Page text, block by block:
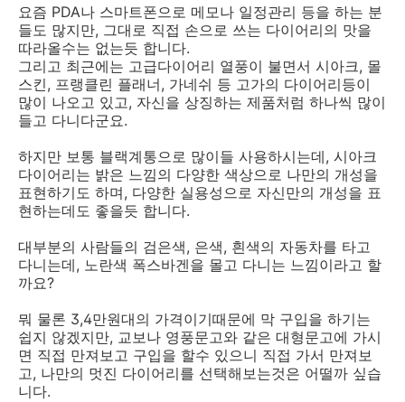
요즘 PDA나 스마트폰으로 메모나 일정관리 등을 하는 분
들도 많지만, 그대로 직접 손으로 쓰는 다이어리의 맛을
따라올수는 없는듯 합니다.
그리고 최근에는 고급다이어리 열풍이 불면서 시아크, 몰
스킨, 프랭클린 플래너, 가네쉬 등 고가의 다이어리등이
많이 나오고 있고, 자신을 상징하는 제품처럼 하나씩 많이
들고 다니다군요.
하지만 보통 블랙계통으로 많이들 사용하시는데, 시아크
다이어리는 밝은 느낌의 다양한 색상으로 나만의 개성을
표현하기도 하며, 다양한 실용성으로 자신만의 개성을 표
현하는데도 좋을듯 합니다.
대부분의 사람들의 검은색, 은색, 흰색의 자동차를 타고
다니는데, 노란색 폭스바겐을 몰고 다니는 느낌이라고 할
까요?
뭐 물론 3,4만원대의 가격이기때문에 막 구입을 하기는
쉽지 않겠지만, 교보나 영풍문고와 같은 대형문고에 가시
면 직접 만져보고 구입을 할수 있으니 직접 가서 만져보
고, 나만의 멋진 다이어리를 선택해보는것은 어떨까 싶습
니다.